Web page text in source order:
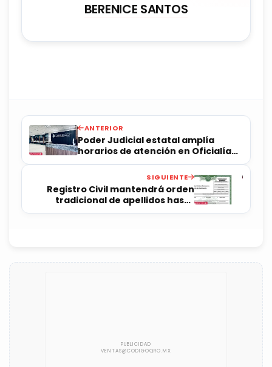
BERENICE SANTOS
ANTERIOR
Poder Judicial estatal amplía
horarios de atención en Oficialía
de Partes
SIGUIENTE
Registro Civil mantendrá orden
tradicional de apellidos hasta
entrada en vigor de reforma